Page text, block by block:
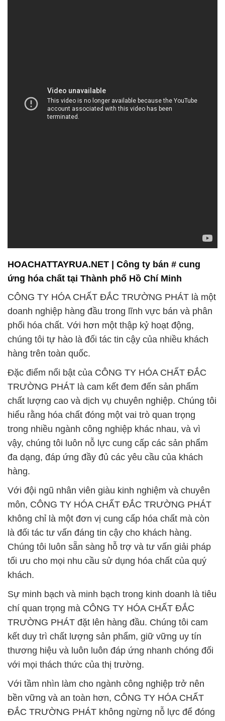
HOACHATTAYRUA.NET | Công ty bán # cung
ứng hóa chất tại Thành phố Hồ Chí Minh
CÔNG TY HÓA CHẤT ĐẮC TRƯỜNG PHÁT là một
doanh nghiệp hàng đầu trong lĩnh vực bán và phân
phối hóa chất. Với hơn một thập kỷ hoạt động,
chúng tôi tự hào là đối tác tin cậy của nhiều khách
hàng trên toàn quốc.
Đặc điểm nổi bật của CÔNG TY HÓA CHẤT ĐẮC
TRƯỜNG PHÁT là cam kết đem đến sản phẩm
chất lượng cao và dịch vụ chuyên nghiệp. Chúng tôi
hiểu rằng hóa chất đóng một vai trò quan trọng
trong nhiều ngành công nghiệp khác nhau, và vì
vậy, chúng tôi luôn nỗ lực cung cấp các sản phẩm
đa dạng, đáp ứng đầy đủ các yêu cầu của khách
hàng.
Với đội ngũ nhân viên giàu kinh nghiệm và chuyên
môn, CÔNG TY HÓA CHẤT ĐẮC TRƯỜNG PHÁT
không chỉ là một đơn vị cung cấp hóa chất mà còn
là đối tác tư vấn đáng tin cậy cho khách hàng.
Chúng tôi luôn sẵn sàng hỗ trợ và tư vấn giải pháp
tối ưu cho mọi nhu cầu sử dụng hóa chất của quý
khách.
Sự minh bạch và minh bạch trong kinh doanh là tiêu
chí quan trọng mà CÔNG TY HÓA CHẤT ĐẮC
TRƯỜNG PHÁT đặt lên hàng đầu. Chúng tôi cam
kết duy trì chất lượng sản phẩm, giữ vững uy tín
thương hiệu và luôn luôn đáp ứng nhanh chóng đối
với mọi thách thức của thị trường.
Với tầm nhìn làm cho ngành công nghiệp trở nên
bền vững và an toàn hơn, CÔNG TY HÓA CHẤT
ĐẮC TRƯỜNG PHÁT không ngừng nỗ lực để đóng